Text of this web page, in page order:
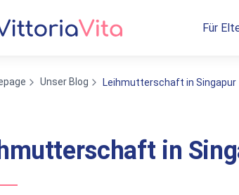
Für
Unser Blog Leihmutterschaft in Singapur
in